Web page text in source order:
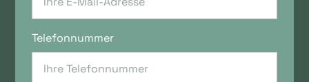
Telefonnummer